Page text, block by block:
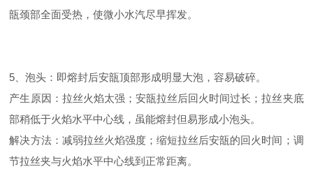
瓿颈部全面受热，使微小水汽尽早挥发。
5、泡头：即熔封后安瓿顶部形成明显大泡，容易破碎。
产生原因：拉丝火焰太强；安瓿拉丝后回火时间过长；拉丝夹底
部稍低于火焰水平中心线，虽能熔封但易形成小泡头。
解决方法：减弱拉丝火焰强度；缩短拉丝后安瓿的回火时间；调
节拉丝夹与火焰水平中心线到正常距离。